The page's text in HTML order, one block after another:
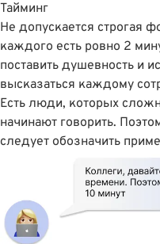
Тайминг
Не допускается строгая
каждого есть ровно 2
поставить душевность и
высказаться каждому
Есть люди, которых
начинают говорить.
следует обозначить